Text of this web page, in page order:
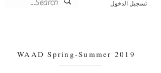
تسجيل الدخول
WAAD Spring-Summer 2019